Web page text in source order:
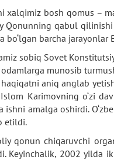
xalqimiz bosh qomus –
Qonunning qabul
bo‘lgan barcha
sobiq Sovet
munosib
aniq anglab
Islom Karimovning o‘zi
ishni amalga oshirdi.
etildi.
qonun chiqaruvchi
Keyinchalik, 2002 yilda